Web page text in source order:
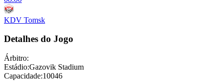
KDV Tomsk
Detalhes do Jogo
Árbitro:
Estádio:Gazovik Stadium
Capacidade:10046